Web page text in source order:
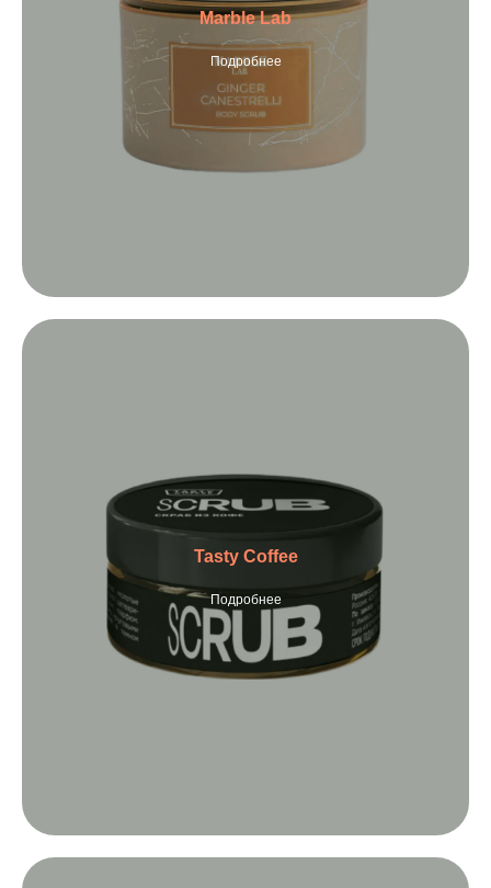
Marble Lab
Подробнее
Tasty Coffee
Подробнее